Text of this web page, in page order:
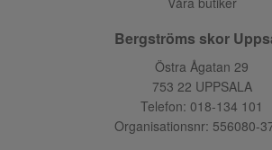
Bergströms skor
Östra Ågatan 29
753 22 UPPSALA
Telefon: 018-134 101
Organisationsnr: 556080-